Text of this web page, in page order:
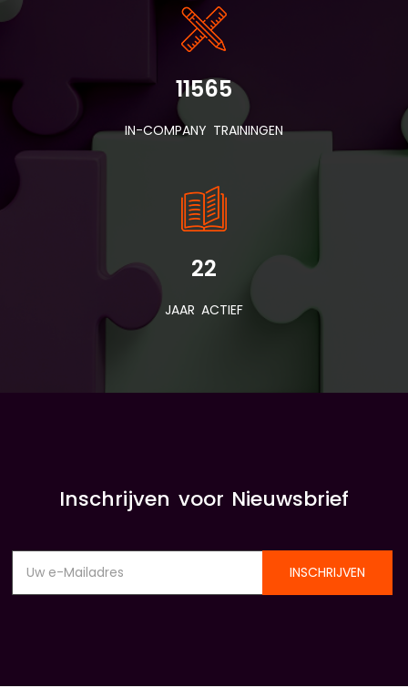
11565
IN-COMPANY TRAININGEN
22
JAAR ACTIEF
Inschrijven voor Nieuwsbrief
INSCHRIJVEN